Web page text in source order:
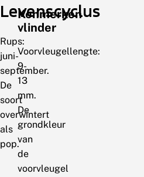
Levenscyclus
Rups:
juni-
september.
De
soort
overwintert
als
pop.
Kenmerken
vlinder
Voorvleugellengte:
9-
13
mm.
De
grondkleur
van
de
voorvleugel